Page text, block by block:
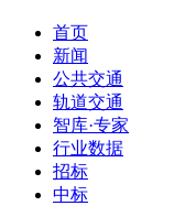
首页
新闻
公共交通
轨道交通
智库·专家
行业数据
招标
中标